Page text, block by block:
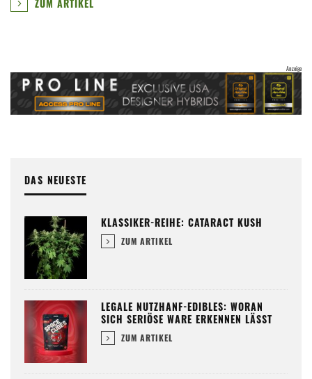
ZUM ARTIKEL
DAS NEUESTE
KLASSIKER-REIHE: CATARACT KUSH
ZUM ARTIKEL
LEGALE NUTZHANF-EDIBLES: WORAN
SICH SERIÖSE WARE ERKENNEN LÄSST
ZUM ARTIKEL